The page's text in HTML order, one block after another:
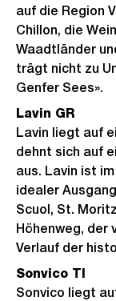
auf die Region
Chillon, die
Waadtländer
trägt nicht zu
Genfer Sees».
Lavin GR
Lavin liegt auf
dehnt sich auf
aus. Lavin ist
idealer
Scuol, St.
Höhenweg, der
Verlauf der
Sonvico TI
Sonvico liegt